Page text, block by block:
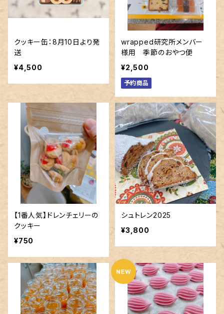
クッキー缶：8月10日より発
送
¥4,500
wrapped研究所メンバー
様用 季節のおやつ便
¥2,500
予約商品
【1番人気】ドレンチェリーの
クッキー
¥750
シュトレン2025
¥3,800